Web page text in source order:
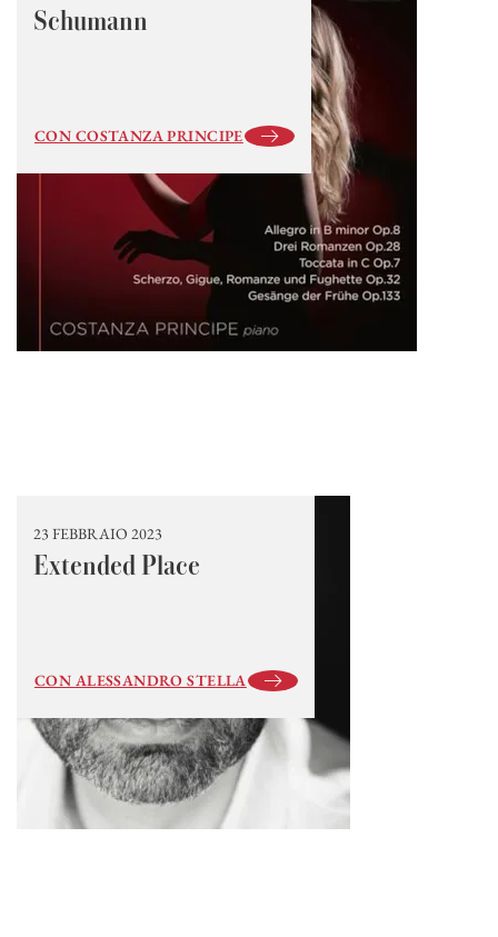
Schumann
CON COSTANZA PRINCIPE
23 FEBBRAIO 2023
Extended Place
CON ALESSANDRO STELLA